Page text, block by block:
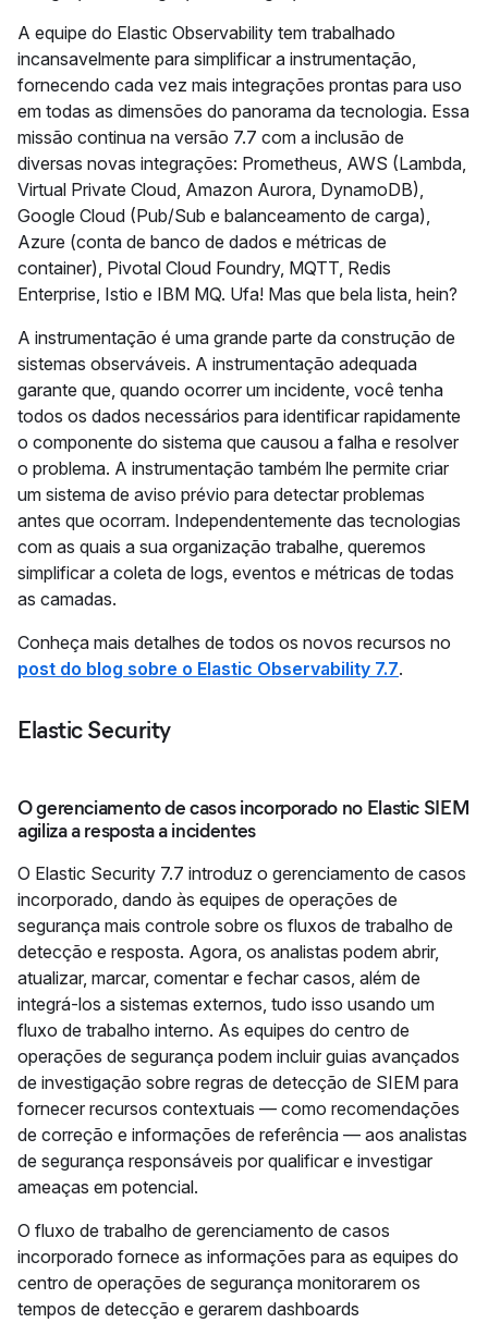
A equipe do Elastic Observability tem trabalhado
incansavelmente para simplificar a instrumentação,
fornecendo cada vez mais integrações prontas para uso
em todas as dimensões do panorama da tecnologia. Essa
missão continua na versão 7.7 com a inclusão de
diversas novas integrações: Prometheus, AWS (Lambda,
Virtual Private Cloud, Amazon Aurora, DynamoDB),
Google Cloud (Pub/Sub e balanceamento de carga),
Azure (conta de banco de dados e métricas de
container), Pivotal Cloud Foundry, MQTT, Redis
Enterprise, Istio e IBM MQ. Ufa! Mas que bela lista, hein?
A instrumentação é uma grande parte da construção de
sistemas observáveis. A instrumentação adequada
garante que, quando ocorrer um incidente, você tenha
todos os dados necessários para identificar rapidamente
o componente do sistema que causou a falha e resolver
o problema. A instrumentação também lhe permite criar
um sistema de aviso prévio para detectar problemas
antes que ocorram. Independentemente das tecnologias
com as quais a sua organização trabalhe, queremos
simplificar a coleta de logs, eventos e métricas de todas
as camadas.
Conheça mais detalhes de todos os novos recursos no
post do blog sobre o Elastic Observability 7.7.
Elastic Security
O gerenciamento de casos incorporado no Elastic SIEM
agiliza a resposta a incidentes
O Elastic Security 7.7 introduz o gerenciamento de casos
incorporado, dando às equipes de operações de
segurança mais controle sobre os fluxos de trabalho de
detecção e resposta. Agora, os analistas podem abrir,
atualizar, marcar, comentar e fechar casos, além de
integrá-los a sistemas externos, tudo isso usando um
fluxo de trabalho interno. As equipes do centro de
operações de segurança podem incluir guias avançados
de investigação sobre regras de detecção de SIEM para
fornecer recursos contextuais — como recomendações
de correção e informações de referência — aos analistas
de segurança responsáveis por qualificar e investigar
ameaças em potencial.
O fluxo de trabalho de gerenciamento de casos
incorporado fornece as informações para as equipes do
centro de operações de segurança monitorarem os
tempos de detecção e gerarem dashboards